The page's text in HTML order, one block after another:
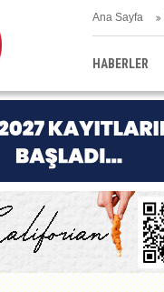
Ana Sayfa
HABERLER
EĞİTİM